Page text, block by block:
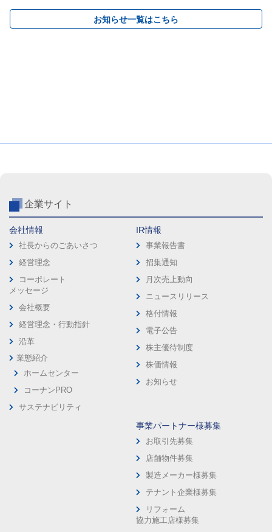
お知らせ一覧はこちら
企業サイト
会社情報
社長からのごあいさつ
経営理念
コーポレート
メッセージ
会社概要
経営理念・行動指針
沿革
業態紹介
ホームセンター
コーナンPRO
サステナビリティ
IR情報
事業報告書
招集通知
月次売上動向
ニュースリリース
格付情報
電子公告
株主優待制度
株価情報
お知らせ
事業パートナー様募集
お取引先募集
店舗物件募集
製造メーカー様募集
テナント企業様募集
リフォーム
協力施工店様募集